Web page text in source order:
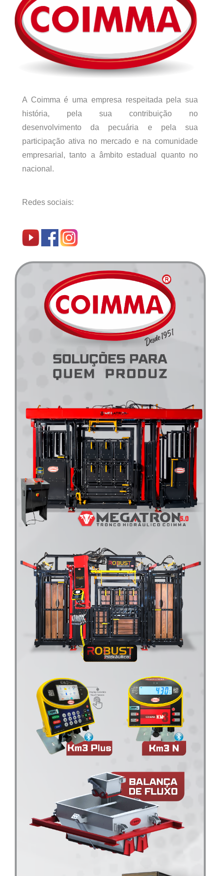
A Coimma é uma empresa respeitada pela sua
história, pela sua contribuição no
desenvolvimento da pecuária e pela sua
participação ativa no mercado e na comunidade
empresarial, tanto a âmbito estadual quanto no
nacional.
Redes sociais: